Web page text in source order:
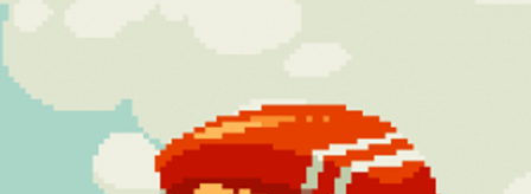
제작하고,
생동감 넘치는 애니메이션까지